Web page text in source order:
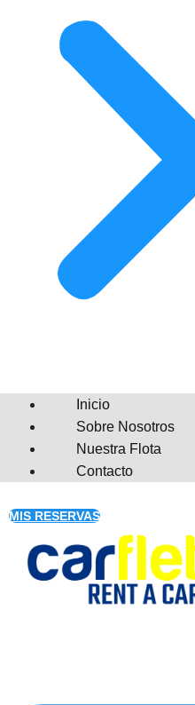
Inicio
Sobre Nosotros
Nuestra Flota
Contacto
MIS RESERVAS